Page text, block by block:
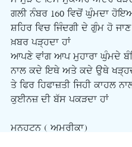
ਗਲੀ ਨੰਬਰ 160 ਵਿਚੋਂ ਘੁੰਮਦਾ
ਸ਼ਹਿਰ ਵਿਚ ਜਿੰਦਗੀ ਦੇ ਗੁੰਮ ਹੋ ਜਾਣ
ਖ਼ਬਰ ਪੜ੍ਹਦਾ ਹਾਂ
ਆਪਣੇ ਵਾਂਗ ਆਪ ਮੁਹਾਰਾ ਘੁੰਮਦੇ
ਨਾਲ ਕਦੇ ਇਥੇ ਅਤੇ ਕਦੇ ਉਥੇ
ਤੇ ਫਿਰ ਹਿਫਾਜ਼ਤੀ ਜਿਹੀ ਕਾਹਲ
ਕੁਈਨਜ਼ ਦੀ ਬੱਸ ਪਕੜਦਾ ਹਾਂ
ਮਨਹਟਨ ( ਅਮਰੀਕਾ)